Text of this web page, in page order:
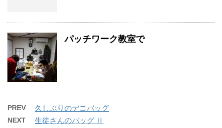
パッチワーク教室で
PREV 久しぶりのデコバッグ
NEXT 生徒さんのバッグ Ⅱ